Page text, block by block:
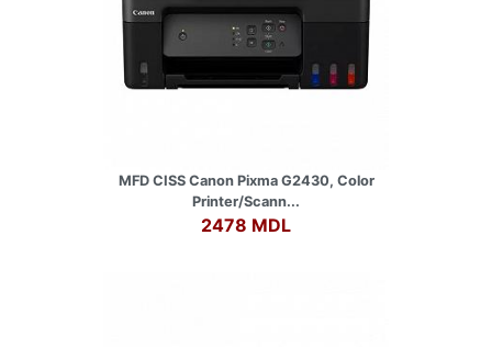
MFD CISS Canon Pixma G2430, Color
Printer/Scann...
2478 MDL